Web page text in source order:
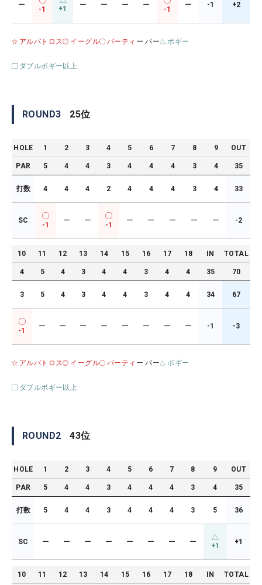
ー
-1 +1 ー ー ー ー
-1
ー -1 +2
アルバトロス イーグル バーティ ー パー ボギー
ダブルボギー以上
ROUND3 25位
HOLE 1 2 3 4 5 6 7 8 9 OUT
PAR 5 4 4 3 4 4 4 3 4 35
打数 4 4 4 2 4 4 4 3 4 33
SC
-1
ー ー
-1
ー ー ー ー ー -2
10 11 12 13 14 15 16 17 18 IN TOTAL
4 5 4 3 4 4 3 4 4 35 70
3 5 4 3 4 4 3 4 4 34 67
-1
ー ー ー ー ー ー ー ー -1 -3
アルバトロス イーグル バーティ ー パー ボギー
ダブルボギー以上
ROUND2 43位
HOLE 1 2 3 4 5 6 7 8 9 OUT
PAR 5 4 4 3 4 4 4 3 4 35
打数 5 4 4 3 4 4 4 3 5 36
SC ー ー ー ー ー ー ー ー +1 +1
10 11 12 13 14 15 16 17 18 IN TOTAL